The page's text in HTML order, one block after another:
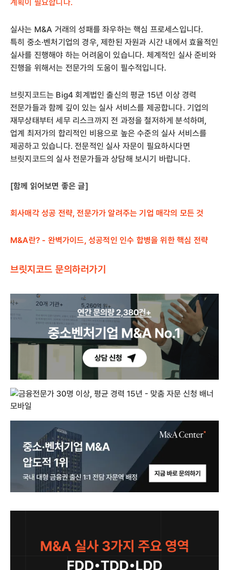
계획이 필요합니다.
실사는 M&A 거래의 성패를 좌우하는 핵심 프로세스입니다.
특히 중소·벤처기업의 경우, 제한된 자원과 시간 내에서 효율적인
실사를 진행해야 하는 어려움이 있습니다. 체계적인 실사 준비와
진행을 위해서는 전문가의 도움이 필수적입니다.
브릿지코드는 Big4 회계법인 출신의 평균 15년 이상 경력
전문가들과 함께 깊이 있는 실사 서비스를 제공합니다. 기업의
재무상태부터 세무 리스크까지 전 과정을 철저하게 분석하며,
업계 최저가의 합리적인 비용으로 높은 수준의 실사 서비스를
제공하고 있습니다. 전문적인 실사 자문이 필요하시다면
브릿지코드의 실사 전문가들과 상담해 보시기 바랍니다.
[함께 읽어보면 좋은 글]
회사매각 성공 전략, 전문가가 알려주는 기업 매각의 모든 것
M&A란? - 완벽가이드, 성공적인 인수 합병을 위한 핵심 전략
브릿지코드 문의하러가기